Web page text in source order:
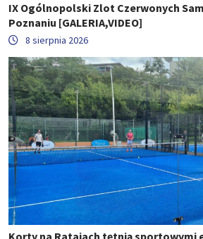
IX Ogólnopolski Zlot Czerwonych
Poznaniu [GALERIA,VIDEO]
8 sierpnia 2026
Korty na Ratajach tętnią sportowymi